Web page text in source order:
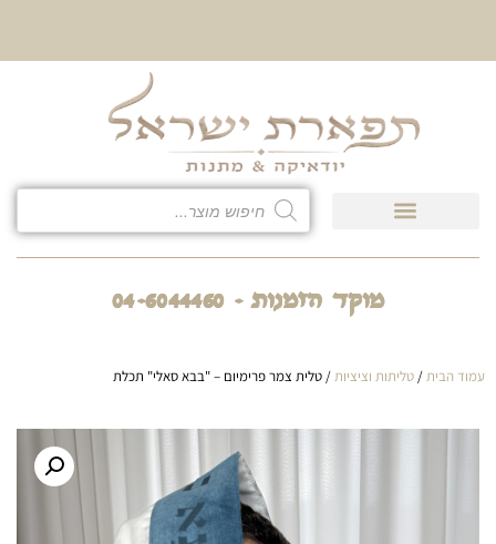
מוקד הזמנות - 04-6044460
עמוד הבית/ טליתות וציציות/ טלית צמר פרימיום – "בבא סאלי" תכלת